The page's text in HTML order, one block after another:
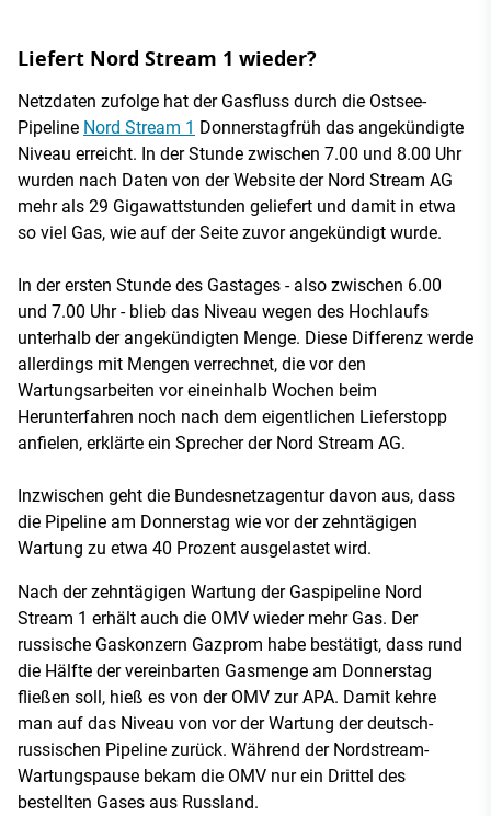
Liefert Nord Stream 1 wieder?
Netzdaten zufolge hat der Gasfluss durch die Ostsee-
Pipeline Nord Stream 1 Donnerstagfrüh das angekündigte
Niveau erreicht. In der Stunde zwischen 7.00 und 8.00 Uhr
wurden nach Daten von der Website der Nord Stream AG
mehr als 29 Gigawattstunden geliefert und damit in etwa
so viel Gas, wie auf der Seite zuvor angekündigt wurde.
In der ersten Stunde des Gastages - also zwischen 6.00
und 7.00 Uhr - blieb das Niveau wegen des Hochlaufs
unterhalb der angekündigten Menge. Diese Differenz werde
allerdings mit Mengen verrechnet, die vor den
Wartungsarbeiten vor eineinhalb Wochen beim
Herunterfahren noch nach dem eigentlichen Lieferstopp
anfielen, erklärte ein Sprecher der Nord Stream AG.
Inzwischen geht die Bundesnetzagentur davon aus, dass
die Pipeline am Donnerstag wie vor der zehntägigen
Wartung zu etwa 40 Prozent ausgelastet wird.
Nach der zehntägigen Wartung der Gaspipeline Nord
Stream 1 erhält auch die OMV wieder mehr Gas. Der
russische Gaskonzern Gazprom habe bestätigt, dass rund
die Hälfte der vereinbarten Gasmenge am Donnerstag
fließen soll, hieß es von der OMV zur APA. Damit kehre
man auf das Niveau von vor der Wartung der deutsch-
russischen Pipeline zurück. Während der Nordstream-
Wartungspause bekam die OMV nur ein Drittel des
bestellten Gases aus Russland.